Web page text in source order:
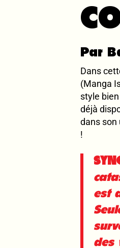
Par
Dans
(Manga
style
déjà
dans son
!
est
des